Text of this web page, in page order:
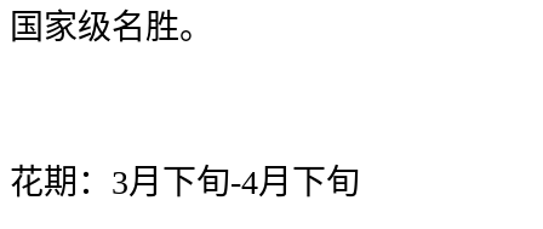
国家级名胜。
花期：3月下旬-4月下旬